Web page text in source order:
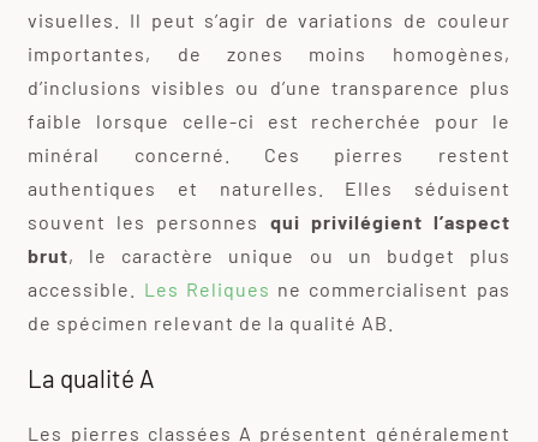
visuelles. Il peut s’agir de variations de couleur
importantes, de zones moins homogènes,
d’inclusions visibles ou d’une transparence plus
faible lorsque celle-ci est recherchée pour le
minéral concerné. Ces pierres restent
authentiques et naturelles. Elles séduisent
souvent les personnes qui privilégient l’aspect
brut, le caractère unique ou un budget plus
accessible. Les Reliques ne commercialisent pas
de spécimen relevant de la qualité AB.
La qualité A
Les pierres classées A présentent généralement